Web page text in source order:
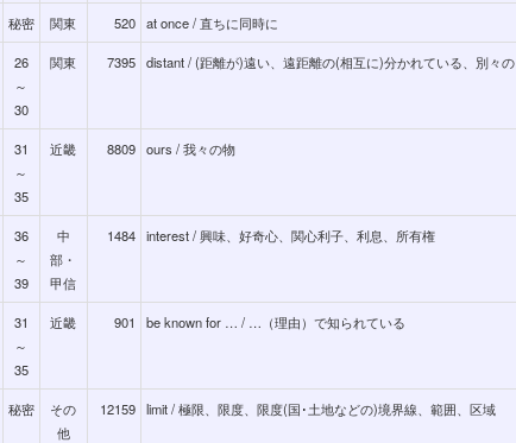
秘密 関東 520 at once / 直ちに同時に
26
～
30
関東 7395 distant / (距離が)遠い、遠距離の(相互に)分かれている、別々の
31
～
35
近畿 8809 ours / 我々の物
36
～
39
中
部・
甲信
1484 interest / 興味、好奇心、関心利子、利息、所有権
31
～
35
近畿 901 be known for … / …（理由）で知られている
秘密
その
他
12159 limit / 極限、限度、限度(国･土地などの)境界線、範囲、区域